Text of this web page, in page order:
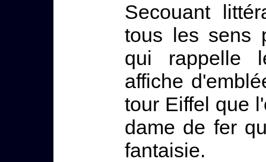
Secouant
tous les sens
qui rappelle
affiche
tour Eiffel que
dame de fer
fantaisie.